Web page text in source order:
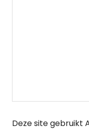
Deze site gebruikt